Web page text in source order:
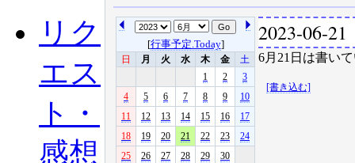
リク
エス
ト・
感想
[行事予定.Today]
日 月 火 水 木 金
土
1
2
3
4
5 6 7 8 9
10
11
12 13 14 15 16
17
18
19 20 21 22 23
24
25
26 27 28 29 30
2023-06-21
6月21日は書い
[書き込む]